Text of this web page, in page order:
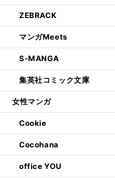
ZEBRACK
マンガMeets
S-MANGA
集英社コミック文庫
女性マンガ
Cookie
Cocohana
office YOU